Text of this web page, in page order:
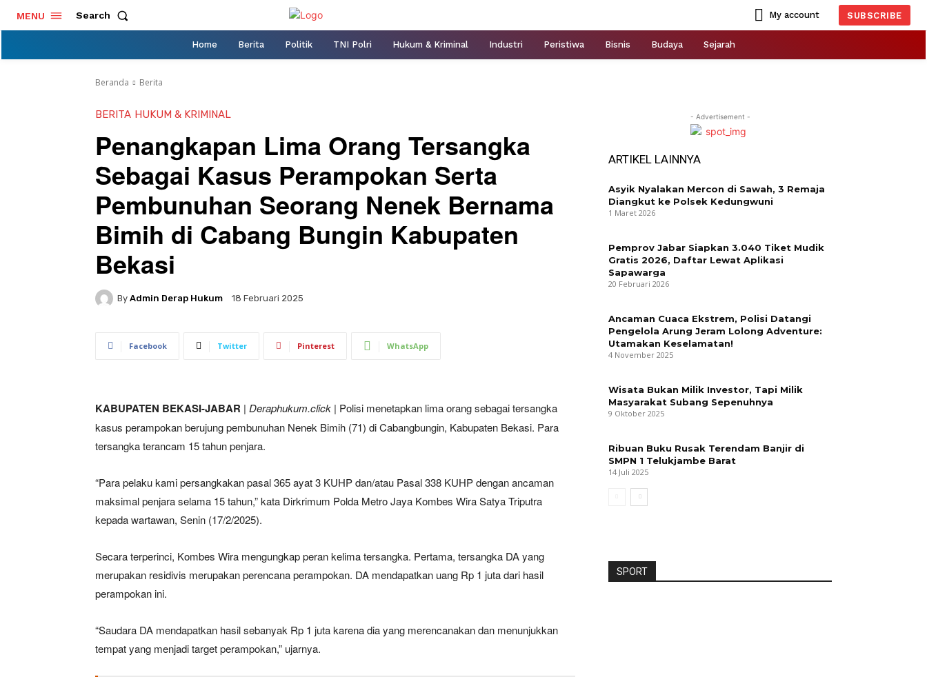
MENU Search My account SUBSCRIBE
Home Berita Politik TNI Polri Hukum & Kriminal Industri Peristiwa Bisnis Budaya Sejarah
Beranda Berita
BERITA HUKUM & KRIMINAL
Penangkapan Lima Orang Tersangka
Sebagai Kasus Perampokan Serta
Pembunuhan Seorang Nenek Bernama
Bimih di Cabang Bungin Kabupaten
Bekasi
By Admin Derap Hukum 18 Februari 2025
Facebook Twitter Pinterest WhatsApp
KABUPATEN BEKASI-JABAR | Deraphukum.click | Polisi menetapkan lima orang sebagai tersangka
kasus perampokan berujung pembunuhan Nenek Bimih (71) di Cabangbungin, Kabupaten Bekasi. Para
tersangka terancam 15 tahun penjara.
“Para pelaku kami persangkakan pasal 365 ayat 3 KUHP dan/atau Pasal 338 KUHP dengan ancaman
maksimal penjara selama 15 tahun,” kata Dirkrimum Polda Metro Jaya Kombes Wira Satya Triputra
kepada wartawan, Senin (17/2/2025).
Secara terperinci, Kombes Wira mengungkap peran kelima tersangka. Pertama, tersangka DA yang
merupakan residivis merupakan perencana perampokan. DA mendapatkan uang Rp 1 juta dari hasil
perampokan ini.
“Saudara DA mendapatkan hasil sebanyak Rp 1 juta karena dia yang merencanakan dan menunjukkan
tempat yang menjadi target perampokan,” ujarnya.
- Advertisement -
ARTIKEL LAINNYA
Asyik Nyalakan Mercon di Sawah, 3 Remaja
Diangkut ke Polsek Kedungwuni
1 Maret 2026
Pemprov Jabar Siapkan 3.040 Tiket Mudik
Gratis 2026, Daftar Lewat Aplikasi
Sapawarga
20 Februari 2026
Ancaman Cuaca Ekstrem, Polisi Datangi
Pengelola Arung Jeram Lolong Adventure:
Utamakan Keselamatan!
4 November 2025
Wisata Bukan Milik Investor, Tapi Milik
Masyarakat Subang Sepenuhnya
9 Oktober 2025
Ribuan Buku Rusak Terendam Banjir di
SMPN 1 Telukjambe Barat
14 Juli 2025
SPORT